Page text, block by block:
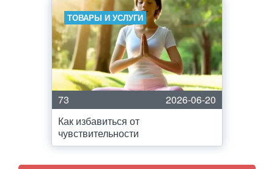
ТОВАРЫ И УСЛУГИ
73
2026-06-20
Как избавиться от
чувствительности